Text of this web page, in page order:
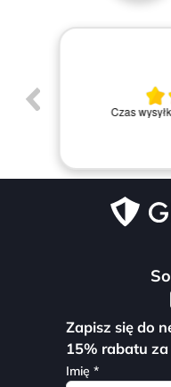
Czas
Zapisz się do
15% rabatu za
Imię *